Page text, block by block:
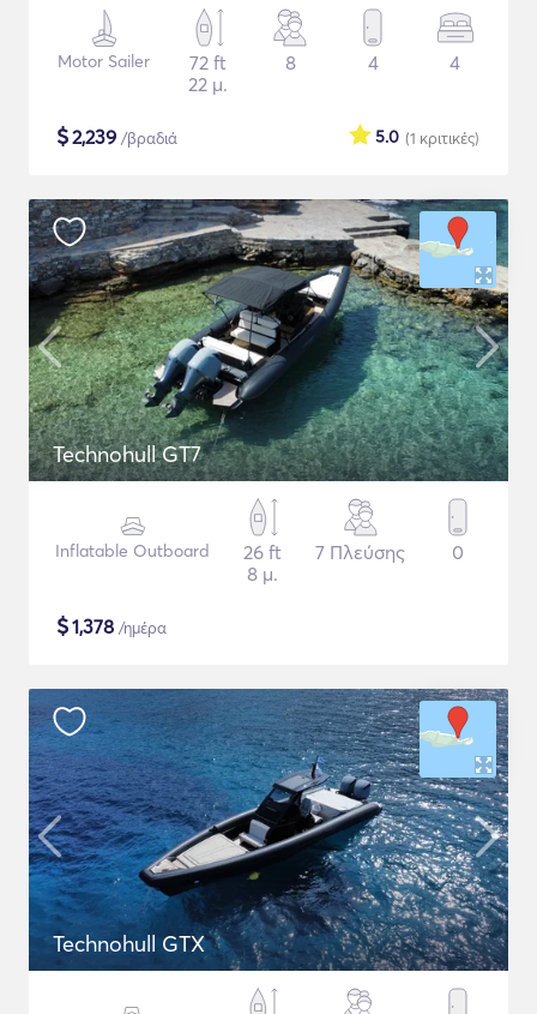
Motor Sailer
72 ft
22 μ.
8 4 4
$2,239 /βραδιά (1 κριτικές)
5.0
Technohull GT7
Inflatable Outboard
26 ft
8 μ.
7 Πλεύσης 0
$1,378 /ημέρα
Technohull GTX